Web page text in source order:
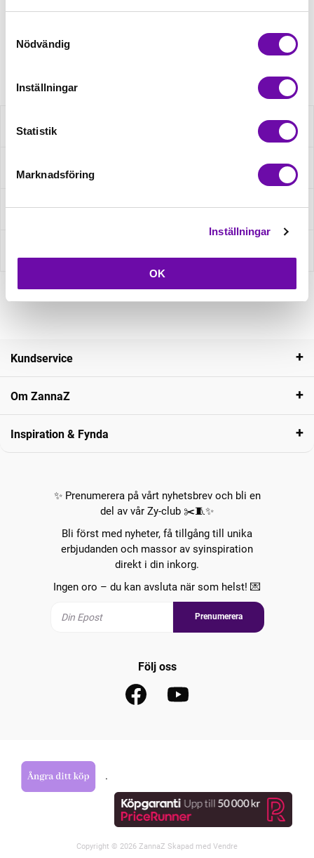
Nödvändig
Inställningar
Statistik
Marknadsföring
Inställningar
OK
Beskrivning
Fråga om produkt
Kundservice
Om ZannaZ
Inspiration & Fynda
✨ Prenumerera på vårt nyhetsbrev och bli en
del av vår Zy-club ✂️🧵✨
Bli först med nyheter, få tillgång till unika
erbjudanden och massor av syinspiration
direkt i din inkorg.
Ingen oro – du kan avsluta när som helst! 💌
Prenumerera
Följ oss
.
Copyright © 2026 ZannaZ Skapad med Vendre